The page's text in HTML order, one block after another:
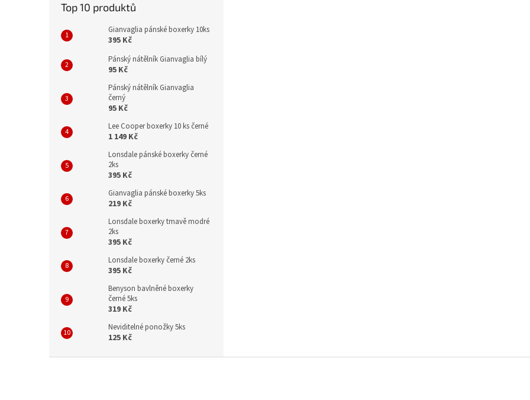
Top 10 produktů
Gianvaglia pánské boxerky 10ks
395 Kč
Pánský nátělník Gianvaglia bílý
95 Kč
Pánský nátělník Gianvaglia
černý
95 Kč
Lee Cooper boxerky 10 ks černé
1 149 Kč
Lonsdale pánské boxerky černé
2ks
395 Kč
Gianvaglia pánské boxerky 5ks
219 Kč
Lonsdale boxerky tmavě modré
2ks
395 Kč
Lonsdale boxerky černé 2ks
395 Kč
Benyson bavlněné boxerky
černé 5ks
319 Kč
Neviditelné ponožky 5ks
125 Kč